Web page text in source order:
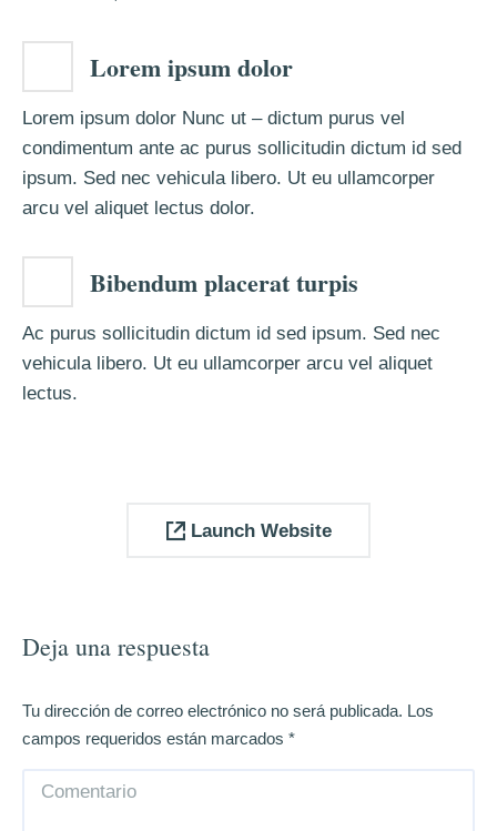
Lorem ipsum dolor
Lorem ipsum dolor Nunc ut – dictum purus vel
condimentum ante ac purus sollicitudin dictum id sed
ipsum. Sed nec vehicula libero. Ut eu ullamcorper
arcu vel aliquet lectus dolor.
Bibendum placerat turpis
Ac purus sollicitudin dictum id sed ipsum. Sed nec
vehicula libero. Ut eu ullamcorper arcu vel aliquet
lectus.
Launch Website
Deja una respuesta
Tu dirección de correo electrónico no será publicada. Los
campos requeridos están marcados *
Comentario